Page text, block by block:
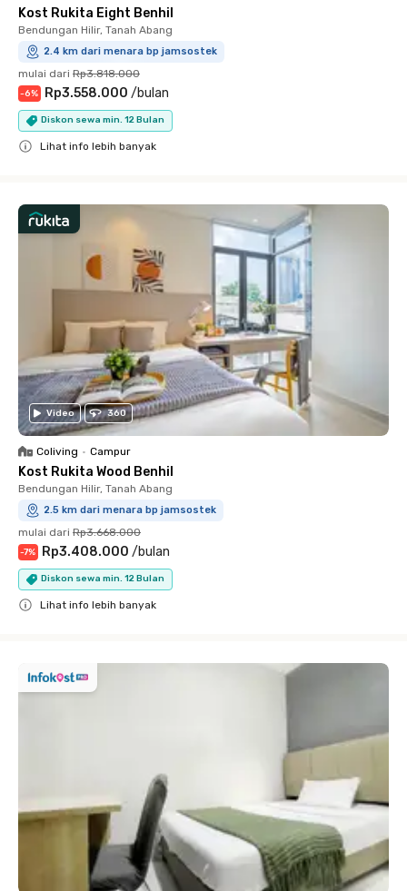
Kost Rukita Eight Benhil
Bendungan Hilir, Tanah Abang
2.4 km dari menara bp jamsostek
mulai dari Rp3.818.000
-6% Rp3.558.000 /bulan
Diskon sewa min. 12 Bulan
Lihat info lebih banyak
Video 360
Coliving • Campur
Kost Rukita Wood Benhil
Bendungan Hilir, Tanah Abang
2.5 km dari menara bp jamsostek
mulai dari Rp3.668.000
-7% Rp3.408.000 /bulan
Diskon sewa min. 12 Bulan
Lihat info lebih banyak